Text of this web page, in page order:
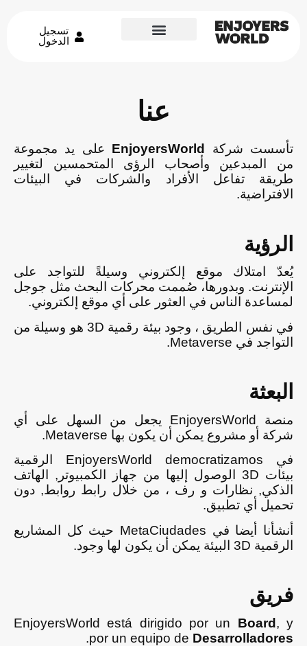
تسجيل
الدخول
عنا
تأسست شركة EnjoyersWorld على يد مجموعة
من المبدعين وأصحاب الرؤى المتحمسين لتغيير
طريقة تفاعل الأفراد والشركات في البيئات
الافتراضية.
الرؤية
يُعدّ امتلاك موقع إلكتروني وسيلةً للتواجد على
الإنترنت. وبدورها، صُممت محركات البحث مثل جوجل
لمساعدة الناس في العثور على أي موقع إلكتروني.
في نفس الطريق ، وجود بيئة رقمية 3D هو وسيلة من
التواجد في Metaverse.
البعثة
منصة EnjoyersWorld يجعل من السهل على أي
شركة أو مشروع يمكن أن يكون بها Metaverse.
في EnjoyersWorld democratizamos الرقمية
بيئات 3D الوصول إليها من جهاز الكمبيوتر, الهاتف
الذكي, نظارات و رف ، من خلال رابط روابط, دون
تحميل أي تطبيق.
أنشأنا أيضا في MetaCiudades حيث كل المشاريع
الرقمية 3D البيئة يمكن أن يكون لها وجود.
فريق
EnjoyersWorld está dirigido por un Board, y
por un equipo de Desarrolladores
.